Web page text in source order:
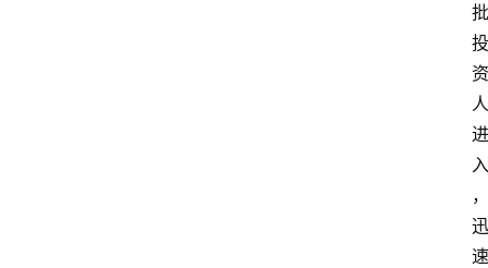
批
投
资
人
进
入
，
迅
速